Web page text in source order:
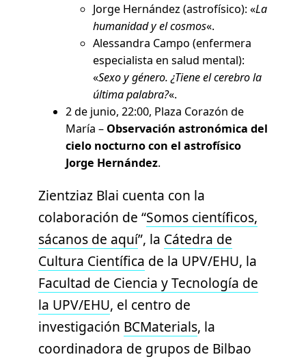
Jorge Hernández (astrofísico): «La
humanidad y el cosmos«.
Alessandra Campo (enfermera
especialista en salud mental):
«Sexo y género. ¿Tiene el cerebro la
última palabra?«.
2 de junio, 22:00, Plaza Corazón de
María – Observación astronómica del
cielo nocturno con el astrofísico
Jorge Hernández.
Zientziaz Blai cuenta con la
colaboración de “Somos científicos,
sácanos de aquí”, la Cátedra de
Cultura Científica de la UPV/EHU, la
Facultad de Ciencia y Tecnología de
la UPV/EHU, el centro de
investigación BCMaterials, la
coordinadora de grupos de Bilbao